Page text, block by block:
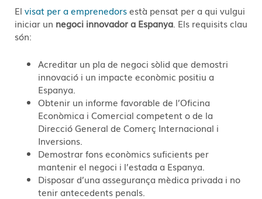
El visat per a emprenedorsestà pensat per a qui vulgui
iniciar un negoci innovador a Espanya . Els requisits clau
són:
Acreditar un pla de negoci sòlid que demostri
innovació i un impacte econòmic positiu a
Espanya.
Obtenir un informe favorable de l’Oficina
Econòmica i Comercial competent o de la
Direcció General de Comerç Internacional i
Inversions.
Demostrar fons econòmics suficients per
mantenir el negoci i l’estada a Espanya.
Disposar d’una assegurança mèdica privada i no
tenir antecedents penals.